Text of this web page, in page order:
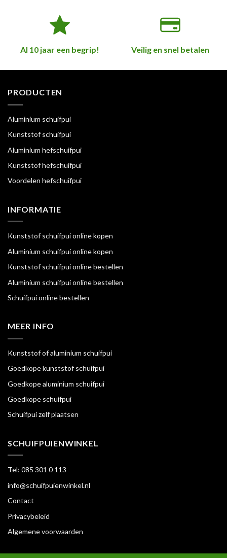
Al 10 jaar een begrip! Veilig en snel betalen
PRODUCTEN
Aluminium schuifpui
Kunststof schuifpui
Aluminium hefschuifpui
Kunststof hefschuifpui
Voordelen hefschuifpui
INFORMATIE
Kunststof schuifpui online kopen
Aluminium schuifpui online kopen
Kunststof schuifpui online bestellen
Aluminium schuifpui online bestellen
Schuifpui online bestellen
MEER INFO
Kunststof of aluminium schuifpui
Goedkope kunststof schuifpui
Goedkope aluminium schuifpui
Goedkope schuifpui
Schuifpui zelf plaatsen
SCHUIFPUIENWINKEL
Tel: 085 301 0 113
info@schuifpuienwinkel.nl
Contact
Privacybeleid
Algemene voorwaarden